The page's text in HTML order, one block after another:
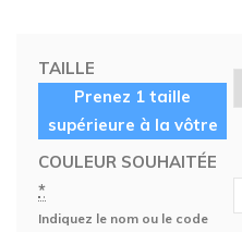
TAILLE
Prenez 1 taille
supérieure à la vôtre
COULEUR SOUHAITÉE
*
Indiquez le nom ou le code